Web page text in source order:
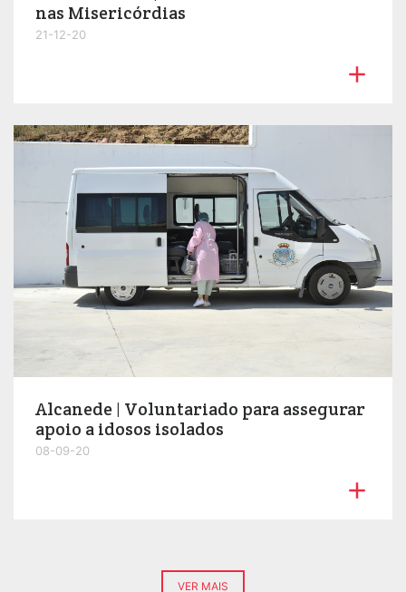
nas Misericórdias
21-12-20

Alcanede | Voluntariado para assegurar
apoio a idosos isolados
08-09-20

VER MAIS